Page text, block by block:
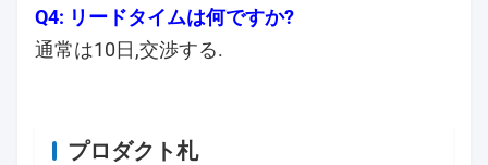
Q4: リードタイムは何ですか?
通常は10日,交渉する.
プロダクト札